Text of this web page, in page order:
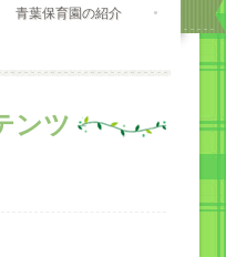
青葉保育園の紹介
ンツ